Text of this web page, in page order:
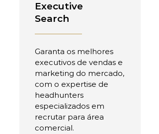
Executive
Search
Garanta os melhores
executivos de vendas e
marketing do mercado,
com o expertise de
headhunters
especializados em
recrutar para área
comercial.